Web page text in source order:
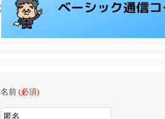
名前 (必須)